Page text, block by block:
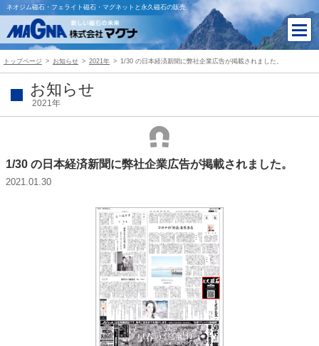
ネオジム磁石・フェライト磁石・マグネットと永久磁石の販売
トップページ お知らせ 2021年 1/30 の日本経済新聞に弊社企業広告が掲載されました。
お知らせ
2021年
1/30 の日本経済新聞に弊社企業広告が掲載されました。
2021.01.30